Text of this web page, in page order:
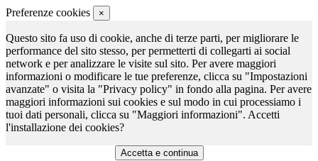
Preferenze cookies ×
Questo sito fa uso di cookie, anche di terze parti, per migliorare le
performance del sito stesso, per permetterti di collegarti ai social
network e per analizzare le visite sul sito. Per avere maggiori
informazioni o modificare le tue preferenze, clicca su "Impostazioni
avanzate" o visita la "Privacy policy" in fondo alla pagina. Per avere
maggiori informazioni sui cookies e sul modo in cui processiamo i
tuoi dati personali, clicca su "Maggiori informazioni". Accetti
l'installazione dei cookies?